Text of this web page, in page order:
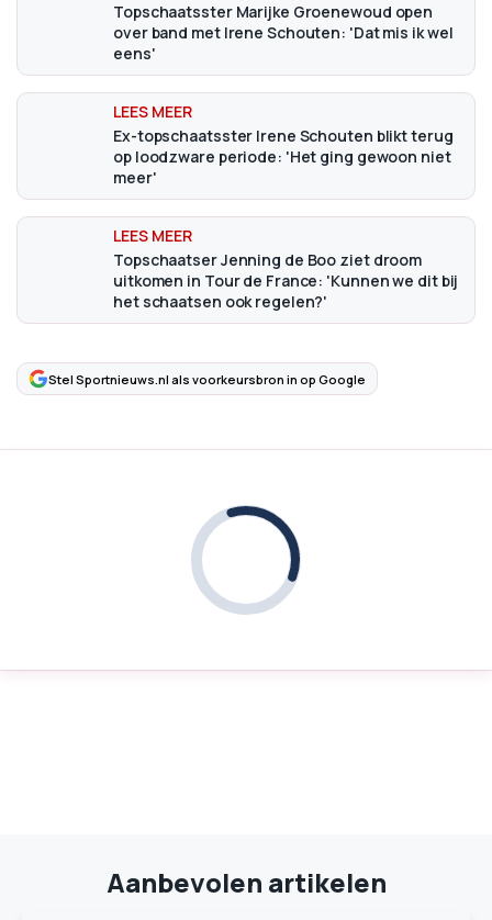
Topschaatsster Marijke Groenewoud open
over band met Irene Schouten: 'Dat mis ik wel
eens'
Ex-topschaatsster Irene Schouten blikt terug
op loodzware periode: 'Het ging gewoon niet
meer'
Topschaatser Jenning de Boo ziet droom
uitkomen in Tour de France: 'Kunnen we dit bij
het schaatsen ook regelen?'
Stel Sportnieuws.nl als voorkeursbron in op Google
Aanbevolen artikelen